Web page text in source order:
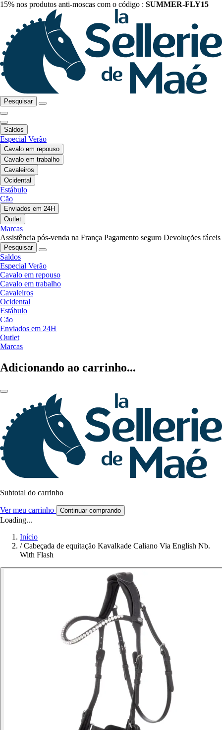
15% nos produtos anti-moscas com o código : SUMMER-FLY15
Pesquisar
Saldos
Especial Verão
Cavalo em repouso
Cavalo em trabalho
Cavaleiros
Ocidental
Estábulo
Cão
Enviados em 24H
Outlet
Marcas
Assistência pós-venda na França Pagamento seguro Devoluções fáceis
Pesquisar
Saldos
Especial Verão
Cavalo em repouso
Cavalo em trabalho
Cavaleiros
Ocidental
Estábulo
Cão
Enviados em 24H
Outlet
Marcas
Adicionando ao carrinho...
Subtotal do carrinho
Ver meu carrinho Continuar comprando
Loading...
Início
/ Cabeçada de equitação Kavalkade Caliano Via English Nb.
With Flash